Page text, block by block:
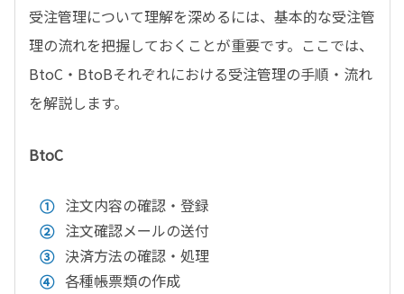
受注管理について理解を深めるには、基本的な受注管
理の流れを把握しておくことが重要です。ここでは、
BtoC・BtoBそれぞれにおける受注管理の手順・流れ
を解説します。
BtoC
注文内容の確認・登録
注文確認メールの送付
決済方法の確認・処理
各種帳票類の作成